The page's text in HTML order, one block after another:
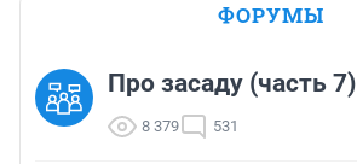
ФОРУМЫ
Про засаду (часть 7)
8 379 531